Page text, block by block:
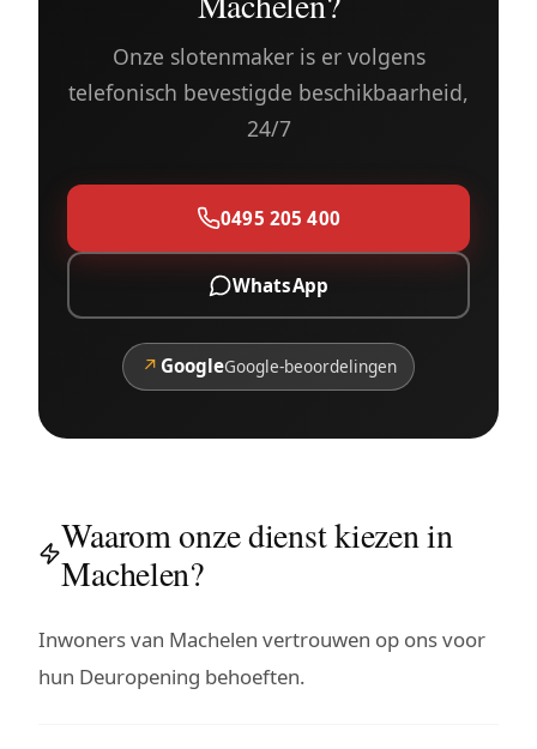
Onze slotenmaker is er volgens
telefonisch bevestigde beschikbaarheid,
24/7
0495 205 400
WhatsApp
↗ GoogleGoogle-beoordelingen
Waarom onze dienst kiezen in
Machelen?
Inwoners van Machelen vertrouwen op ons voor
hun Deuropening behoeften.